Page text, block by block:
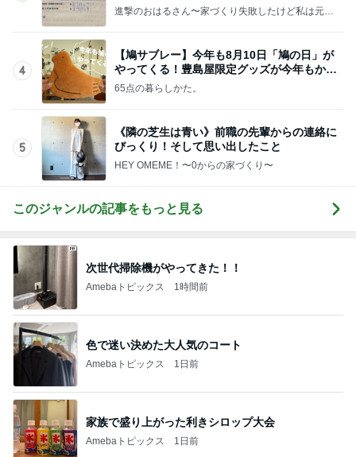
進撃のおはるさん〜家づくり失敗したけど私は元気
4
【鳩サブレー】今年も8月10日「鳩の日」が
やってくる！豊島屋限定グッズが今年もかわ
いすぎる♡
65点の暮らしかた。
5
《隣の芝生は青い》前職の先輩からの連絡に
びっくり！そして思い出したこと
HEY OMEME！〜0からの家づくり〜
このジャンルの記事をもっと見る
次世代掃除機がやってきた！！
Amebaトピックス 1時間前
色で迷い決めた大人気のコート
Amebaトピックス 1日前
家族で盛り上がった利きシロップ大会
Amebaトピックス 1日前